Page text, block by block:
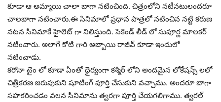
కూడా ఆ అమ్మాయి చాలా బాగా నటించింది. చిత్రంలోని నటీనటులందరూ
చాలబాగా నటించారు.ఈ సినిమాలో ప్రధాన పాత్రలో నటించిన నట్టి కరుణ
నటన సినిమాకే హైలెట్ గా నిలిస్తుంది. సెకెండ్ లీడ్ లో సుపూర్ణ మాలకర్
నటించారు. అలాగే కోటి గారి అబ్బాయి రాజీవ్ కూడా ఇందులో
నటించాడు.
కరోనా టైం లో కూడా ఏంతో ధైర్యంగా కశ్మీర్ లోని అందమైన లోకేషన్స్ లలో
చిత్రీకరణ జరుపుకుని షూటింగ్ పూర్తి చేసుకుని వచ్చాము. అందరూ బాగా
సహకరించడం వలన సినిమాను త్వరగా పూర్తి చేయగలిగాము. త్వరల్